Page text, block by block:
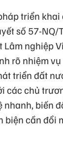
triển
số 57-NQ/
nghiệp
rõ nhiệm
triển đất
các chủ
biến
biện cần đổi